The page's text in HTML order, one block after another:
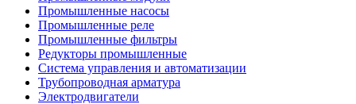
Промышленные насосы
Промышленные реле
Промышленные фильтры
Редукторы промышленные
Система управления и автоматизации
Трубопроводная арматура
Электродвигатели